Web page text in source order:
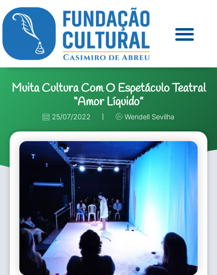
Muita Cultura Com O Espetáculo Teatral
“Amor Líquido”
25/07/2022 Wendell Sevilha